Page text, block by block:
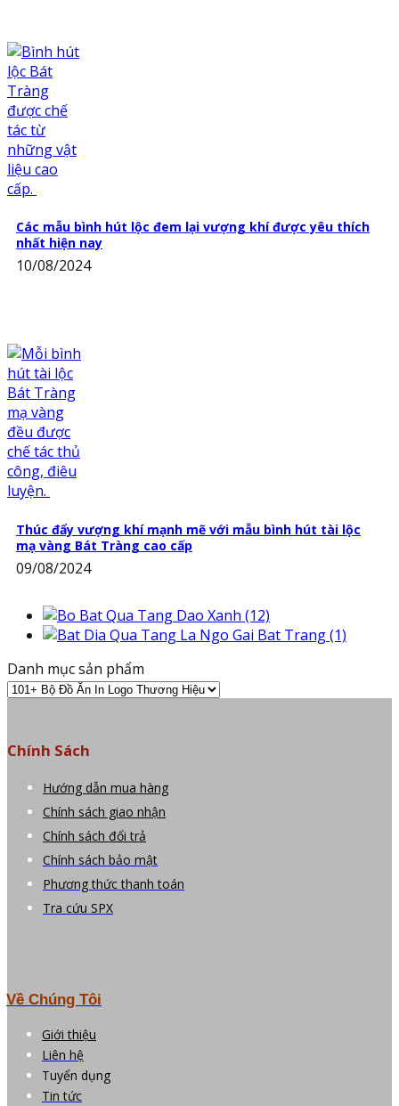
Các mẫu bình hút lộc đem lại vượng khí được yêu thích
nhất hiện nay
10/08/2024
Thúc đẩy vượng khí mạnh mẽ với mẫu bình hút tài lộc
mạ vàng Bát Tràng cao cấp
09/08/2024
Danh mục sản phẩm
Chính Sách
Hướng dẫn mua hàng
Chính sách giao nhận
Chính sách đổi trả
Chính sách bảo mật
Phương thức thanh toán
Tra cứu SPX
Về Chúng Tôi
Giới thiệu
Liên hệ
Tuyển dụng
Tin tức